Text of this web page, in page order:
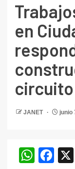
en
JANET junio